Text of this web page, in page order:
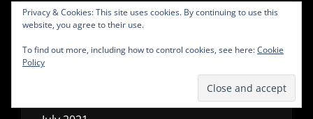
November 2021
September 2021
Privacy & Cookies: This site uses cookies. By continuing to use this
website, you agree to their use.
To find out more, including how to control cookies, see here:Cookie
Policy